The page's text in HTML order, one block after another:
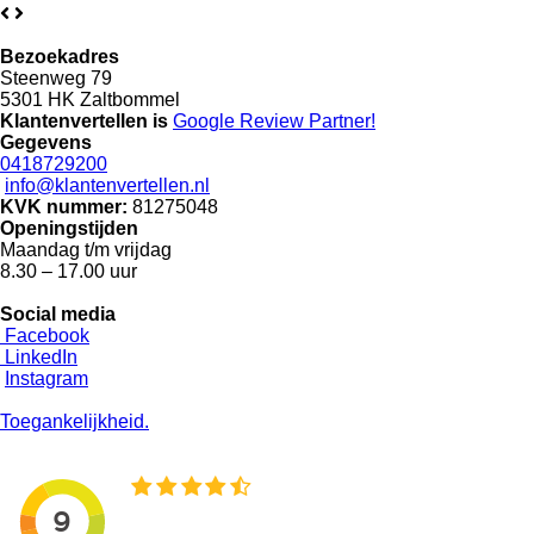
Bezoekadres
Steenweg 79
5301 HK Zaltbommel
Klantenvertellen is Google Review Partner!
Gegevens
0418729200
info@klantenvertellen.nl
KVK nummer: 81275048
Openingstijden
Maandag t/m vrijdag
8.30 – 17.00 uur
Social media
Facebook
LinkedIn
Instagram
Toegankelijkheid.